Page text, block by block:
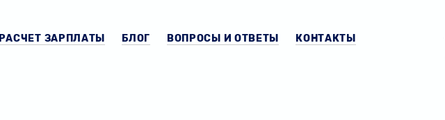
РАСЧЕТ ЗАРПЛАТЫ БЛОГ ВОПРОСЫ И ОТВЕТЫ КОНТАКТЫ